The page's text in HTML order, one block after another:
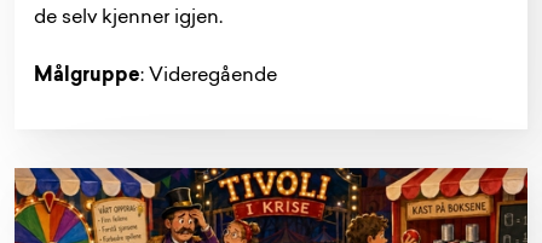
de selv kjenner igjen.
Målgruppe: Videregående